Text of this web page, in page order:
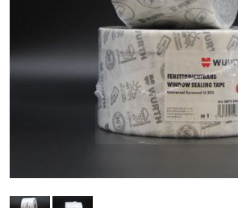
Doppelt antippen zum
vergrößern